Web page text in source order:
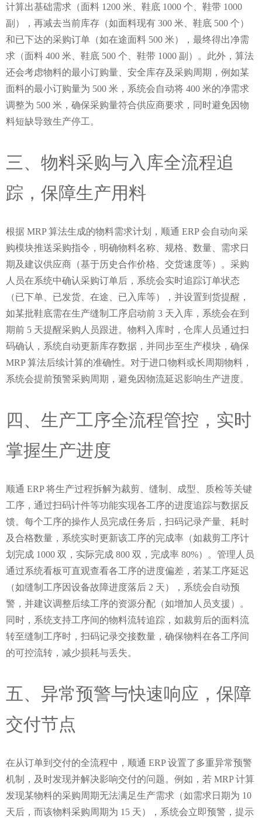
计算出基础需求（面料 1200 米、鞋底 1000 个、鞋带 1000
副），再减去当前库存（如面料现有 300 米、鞋底 500 个）
和已下达的采购订单（如在途面料 500 米），最终得出净需
求（面料 400 米、鞋底 500 个、鞋带 1000 副）。此外，算法
还会考虑物料的最小订购量、安全库存及采购周期，例如某
面料的最小订购量为 500 米，系统会自动将 400 米的净需求
调整为 500 米，确保采购量符合供应商要求，同时避免因物
料短缺导致生产停工。
三、物料采购与入库全流程追
踪，保障生产用料
根据 MRP 算法生成的物料需求计划，顺通 ERP 会自动向采
购模块推送采购指令，明确物料名称、规格、数量、需求日
期及建议供应商（基于历史合作价格、交货速度等）。采购
人员在系统中确认采购订单后，系统会实时追踪订单状态
（已下单、已发货、在途、已入库等），并设置到货提醒，
如某批鞋底需在生产缝制工序启动前 3 天入库，系统会在到
期前 5 天提醒采购人员跟进。物料入库时，仓库人员通过扫
码确认，系统自动更新库存数据，并同步至生产模块，确保
MRP 算法后续计算的准确性。对于进口物料或长周期物料，
系统会提前预警采购周期，避免因物流延迟影响生产进度。
四、生产工序全流程管控，实时
掌握生产进度
顺通 ERP 将生产过程拆解为裁剪、缝制、成型、质检等关键
工序，通过扫码计件等功能实现各工序的进度追踪与数据反
馈。每个工序的操作人员完成任务后，扫码记录产量、耗时
及合格数量，系统实时更新该工序的完成率（如裁剪工序计
划完成 1000 双，实际完成 800 双，完成率 80%）。管理人员
通过系统看板可直观查看各工序的进度偏差，若某工序延迟
（如缝制工序因设备故障进度落后 2 天），系统会自动预
警，并建议调整后续工序的资源分配（如增加人员支援）。
同时，系统支持工序间的物料流转追踪，如裁剪后的面料流
转至缝制工序时，扫码记录交接数量，确保物料在各工序间
的可控流转，减少损耗与丢失。
五、异常预警与快速响应，保障
交付节点
在从订单到交付的全流程中，顺通 ERP 设置了多重异常预警
机制，及时发现并解决影响交付的问题。例如，若 MRP 计算
发现某物料的采购周期无法满足生产需求（如需求日期为 10
天后，而该物料采购周期为 15 天），系统会立即预警，提示